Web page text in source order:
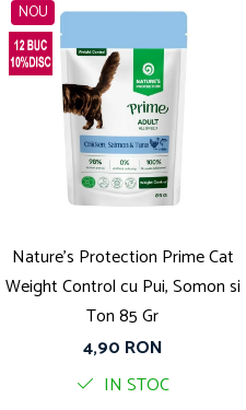
NOU
Nature's Protection Prime Cat
Weight Control cu Pui, Somon si
Ton 85 Gr
4,90 RON
IN STOC